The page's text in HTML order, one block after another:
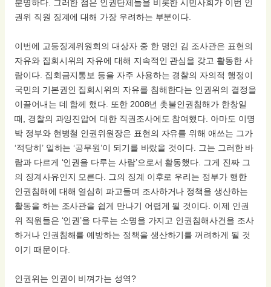
분명하다. 그러한 점은 인권단체들을 비롯한 시민사회가 이번 인
권위 직원 징계에 대해 가장 우려하는 부분이다.
이번에 고등징계위원회의 대상자 중 한 명인 김 조사관은 표현의
자유와 집회시위의 자유에 대해 지속적인 관심을 갖고 활동한 사
람이다. 집회금지통보 등을 자주 사용하는 경찰의 자의적 행정이
국민의 기본권인 집회시위의 자유를 침해한다는 인권위의 결정을
이끌어내는 데 함께 했다. 또한 2008년 촛불인권침해가 한창일
때, 경찰의 과잉진압에 대한 직권조사에도 참여했다. 아마도 이명
박 정부와 현병철 인권위원장은 표현의 자유를 위해 애쓰는 그가
‘적당히’ 일하는 ‘공무원’이 되기를 바랐을 것이다. 그는 그러한 바
람과 다르게 ‘인권을 다루는 사람’으로서 활동했다. 그게 진짜 그
의 징계사유인지 모른다. 그의 징계 이후로 우리는 정부가 행한
인권침해에 대해 열심히 파고들며 조사하거나 정책을 생산하는
활동을 하는 조사관을 쉽게 만나기 어렵게 될 것이다. 이제 인권
위 직원들은 ‘인권’을 다루는 소명을 가지고 인권침해사건을 조사
하거나 인권침해를 예방하는 정책을 생산하기를 꺼려하게 될 것
이기 때문이다.
인권위는 인권이 비껴가는 성역?